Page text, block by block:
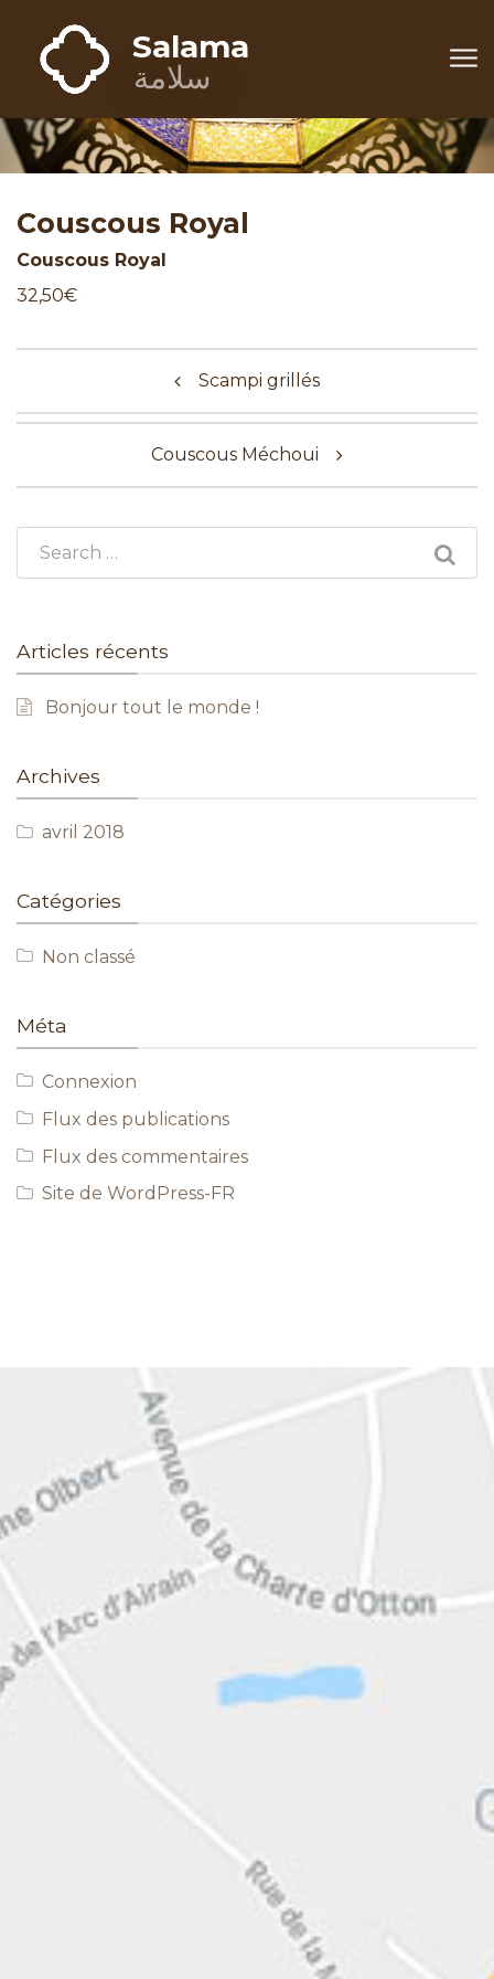
Salama
Salama
سلامة
Articles récents
Bonjour tout le monde !
Archives
avril 2018
Catégories
Non classé
Méta
Connexion
Flux des publications
Flux des commentaires
Site de WordPress-FR
Couscous Royal
Couscous Royal
32,50€
Navigation de l’article
Scampi grillés
Couscous Méchoui
EN SAVOIR PLUS